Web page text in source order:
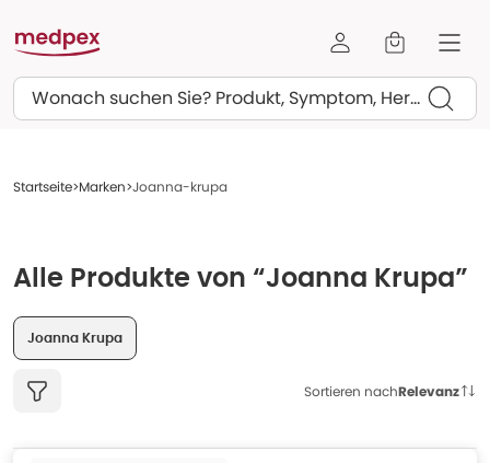
Suchen
Startseite Marken Joanna-krupa
Alle Produkte von “Joanna Krupa”
Joanna Krupa
Sortieren nachRelevanz